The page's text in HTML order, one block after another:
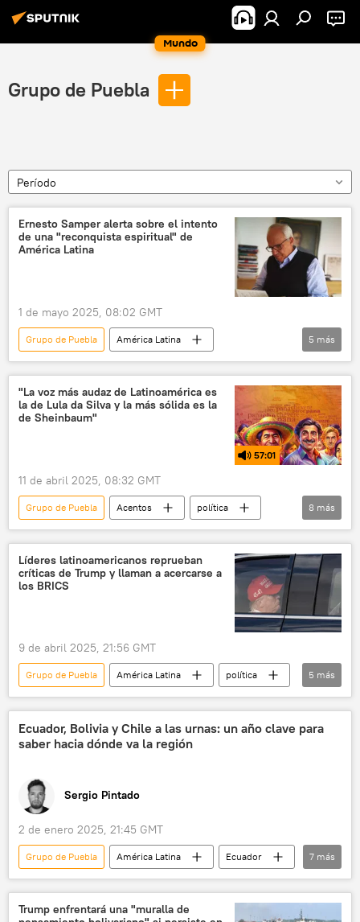
Mundo
Grupo de Puebla
Período
Ernesto Samper alerta sobre el intento
de una "reconquista espiritual" de
América Latina
1 de mayo 2025, 08:02 GMT
Grupo de Puebla
América Latina
Ernesto Samper
Claudia Sheinbaum
Javier Milei
Colombia política
5 más
"La voz más audaz de Latinoamérica es
la de Lula da Silva y la más sólida es la
de Sheinbaum"
57:01
11 de abril 2025, 08:32 GMT
Grupo de Puebla Acentos
política
seguridad
Donald Trump
Claudia Sheinbaum
Carlos Ominami
Haití
México
EEUU
8 más
Líderes latinoamericanos reprueban
críticas de Trump y llaman a acercarse a
los BRICS
9 de abril 2025, 21:56 GMT
Grupo de Puebla América Latina
política
Donald Trump
EEUU
BRICS
aranceles
📈 Mercados y finanzas
5 más
Ecuador, Bolivia y Chile a las urnas: un año clave para
saber hacia dónde va la región
Sergio Pintado
2 de enero 2025, 21:45 GMT
Grupo de Puebla América Latina
Ecuador
Bolivia
Chile
Argentina
Javier Milei
Donald Trump
política
7 más
Trump enfrentará una "muralla de